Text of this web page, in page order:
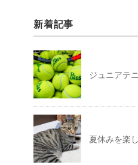
新着記事
ジュニアテ
夏休みを楽